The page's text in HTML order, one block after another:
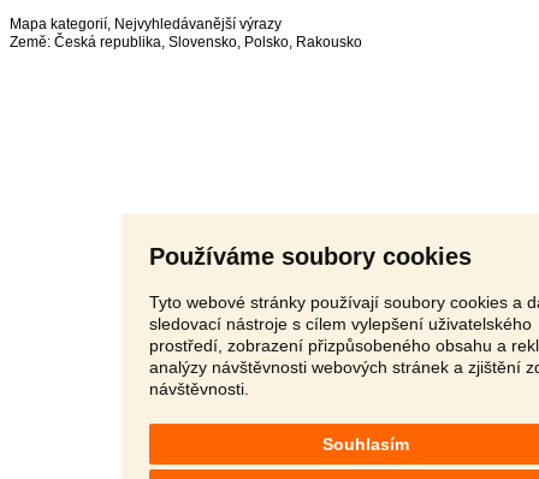
Používáme soubory cookies
Tyto webové stránky používají soubory cookies a
sledovací nástroje s cílem vylepšení uživatelského
prostředí, zobrazení přizpůsobeného obsahu a
analýzy návštěvnosti webových stránek a zjištění
návštěvnosti.
Souhlasím
Mapa kategorií, Nejvyhledávanější výrazy
Země: Česká republika, Slovensko, Polsko, Rakousko